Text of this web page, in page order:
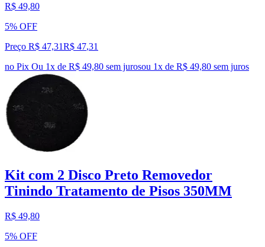
R$ 49,80
5% OFF
Preço R$ 47,31R$ 47,31
no Pix Ou 1x de R$ 49,80 sem jurosou 1x de R$ 49,80 sem juros
Kit com 2 Disco Preto Removedor
Tinindo Tratamento de Pisos 350MM
R$ 49,80
5% OFF